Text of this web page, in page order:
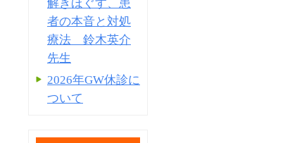
解きほぐす、患
者の本音と対処
療法 鈴木英介
先生
2026年GW休診に
ついて